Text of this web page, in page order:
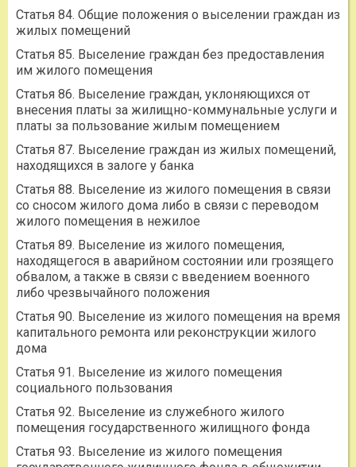
Статья 84. Общие положения о выселении граждан из
жилых помещений
Статья 85. Выселение граждан без предоставления
им жилого помещения
Статья 86. Выселение граждан, уклоняющихся от
внесения платы за жилищно-коммунальные услуги и
платы за пользование жилым помещением
Статья 87. Выселение граждан из жилых помещений,
находящихся в залоге у банка
Статья 88. Выселение из жилого помещения в связи
со сносом жилого дома либо в связи с переводом
жилого помещения в нежилое
Статья 89. Выселение из жилого помещения,
находящегося в аварийном состоянии или грозящего
обвалом, а также в связи с введением военного
либо чрезвычайного положения
Статья 90. Выселение из жилого помещения на время
капитального ремонта или реконструкции жилого
дома
Статья 91. Выселение из жилого помещения
социального пользования
Статья 92. Выселение из служебного жилого
помещения государственного жилищного фонда
Статья 93. Выселение из жилого помещения